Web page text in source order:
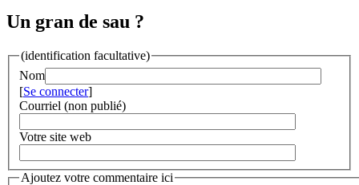
Un gran de sau ?
(identification facultative)
Nom
[Se connecter]
Courriel (non publié)
Votre site web
Ajoutez votre commentaire ici